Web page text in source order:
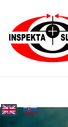
rolex
replica